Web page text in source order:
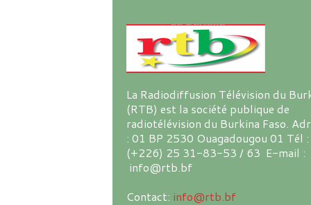
La Radiodiffusion Télévision du
(RTB) est la société publique de
radiotélévision du Burkina Faso.
: 01 BP 2530 Ouagadougou 01 Tél :
(+226) 25 31-83-53 / 63 E-mail :
info@rtb.bf
Contact: info@rtb.bf